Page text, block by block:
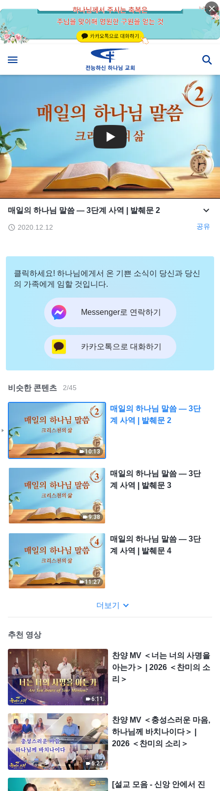
매일의 하나님 말씀 ― 3단계 사역 | 발췌문 2
2020.12.12 공유
클릭하세요! 하나님에게서 온 기쁜 소식이 당신과 당신
의 가족에게 임할 것입니다.
Messenger로 연락하기
카카오톡으로 대화하기
비슷한 콘텐츠 2/45
10:13
매일의 하나님 말씀 ― 3단
계 사역 | 발췌문 2
9:38
매일의 하나님 말씀 ― 3단
계 사역 | 발췌문 3
11:27
매일의 하나님 말씀 ― 3단
계 사역 | 발췌문 4
더보기
추천 영상
6:11
찬양 MV ＜너는 너의 사명을
아는가＞ | 2026 ＜찬미의 소
리＞
6:27
찬양 MV ＜충성스러운 마음,
하나님께 바치나이다＞ |
2026 ＜찬미의 소리＞
[설교 모음 - 신앙 안에서 진